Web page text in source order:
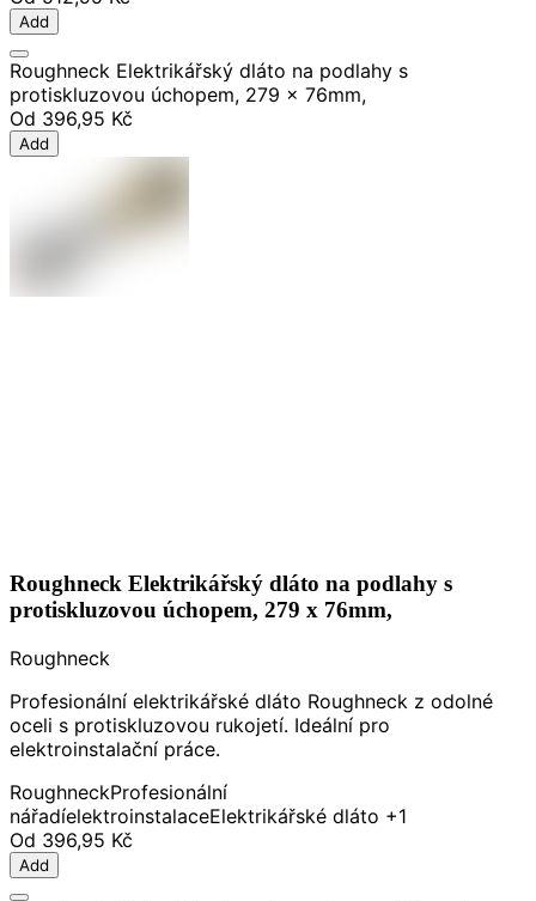
Add
Roughneck Elektrikářský dláto na podlahy s
protiskluzovou úchopem, 279 x 76mm,
Od 396,95 Kč
Add
Roughneck Elektrikářský dláto na podlahy s
protiskluzovou úchopem, 279 x 76mm,
Roughneck
Profesionální elektrikářské dláto Roughneck z odolné
oceli s protiskluzovou rukojetí. Ideální pro
elektroinstalační práce.
RoughneckProfesionální
nářadíelektroinstalaceElektrikářské dláto +1
Od 396,95 Kč
Add